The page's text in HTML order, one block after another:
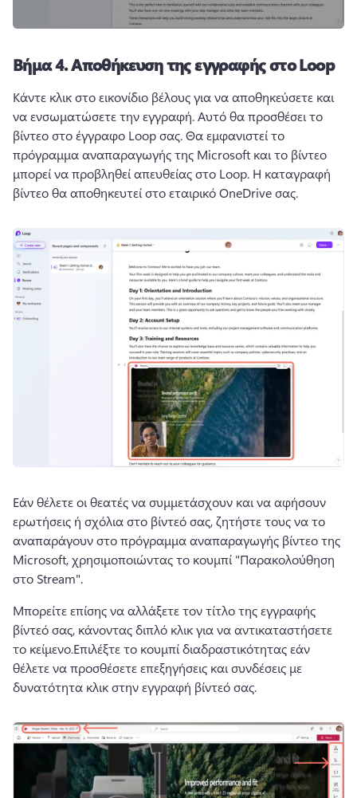
Βήμα 4.Αποθήκευση της εγγραφής στο Loop
Κάντε κλικ στο εικονίδιο βέλους για να αποθηκεύσετε και
να ενσωματώσετε την εγγραφή. Αυτό θα προσθέσει το
βίντεο στο έγγραφο Loop σας. Θα εμφανιστεί το
πρόγραμμα αναπαραγωγής της Microsoft και το βίντεο
μπορεί να προβληθεί απευθείας στο Loop. Η καταγραφή
βίντεο θα αποθηκευτεί στο εταιρικό OneDrive σας.
Εάν θέλετε οι θεατές να συμμετάσχουν και να αφήσουν
ερωτήσεις ή σχόλια στο βίντεό σας, ζητήστε τους να το
αναπαράγουν στο πρόγραμμα αναπαραγωγής βίντεο της
Microsoft, χρησιμοποιώντας το κουμπί "Παρακολούθηση
στο Stream".
Μπορείτε επίσης να αλλάξετε τον τίτλο της εγγραφής
βίντεό σας, κάνοντας διπλό κλικ για να αντικαταστήσετε
το κείμενο.Επιλέξτε το κουμπί διαδραστικότητας εάν
θέλετε να προσθέσετε επεξηγήσεις και συνδέσεις με
δυνατότητα κλικ στην εγγραφή βίντεό σας.